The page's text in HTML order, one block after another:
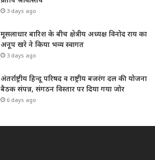
3 days ago
मूसलाधार बारिश के बीच क्षेत्रीय अध्यक्ष विनोद राय का
अनूप खरे ने किया भव्य स्वागत
3 days ago
अंतर्राष्ट्रीय हिन्दू परिषद व राष्ट्रीय बजरंग दल की योजना
बैठक संपन्न, संगठन विस्तार पर दिया गया जोर
6 days ago